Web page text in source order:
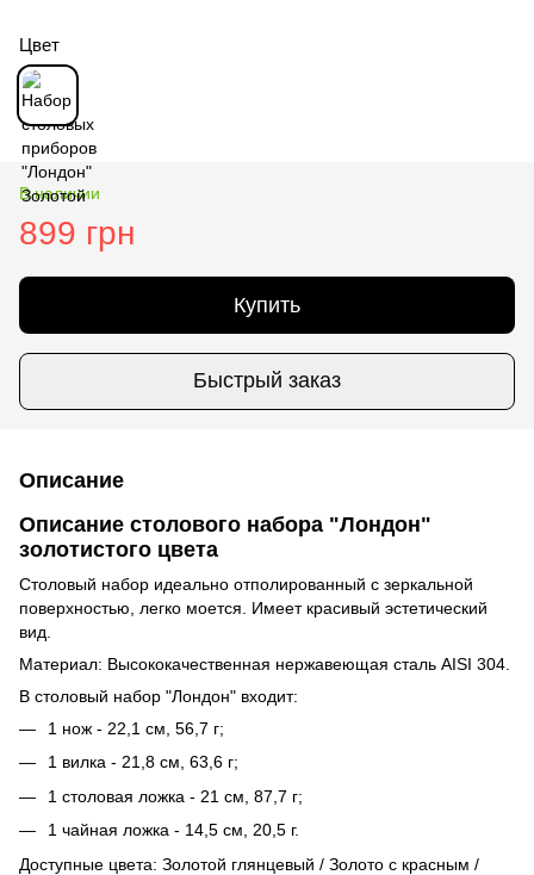
Цвет
В наличии
899 грн
Купить
Быстрый заказ
Описание
Описание столового набора "Лондон"
золотистого цвета
Столовый набор идеально отполированный с зеркальной
поверхностью, легко моется. Имеет красивый эстетический
вид.
Материал: Высококачественная нержавеющая сталь AISI 304.
В столовый набор "Лондон" входит:
1 нож - 22,1 см, 56,7 г;
1 вилка - 21,8 см, 63,6 г;
1 столовая ложка - 21 см, 87,7 г;
1 чайная ложка - 14,5 см, 20,5 г.
Доступные цвета: Золотой глянцевый / Золото с красным /